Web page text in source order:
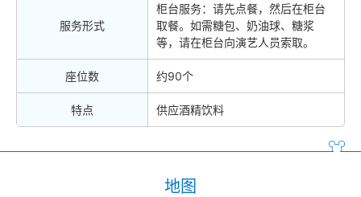
服务形式
柜台服务：请先点餐，然后在柜台
取餐。如需糖包、奶油球、糖浆
等，请在柜台向演艺人员索取。
座位数 约90个
特点 供应酒精饮料
地图